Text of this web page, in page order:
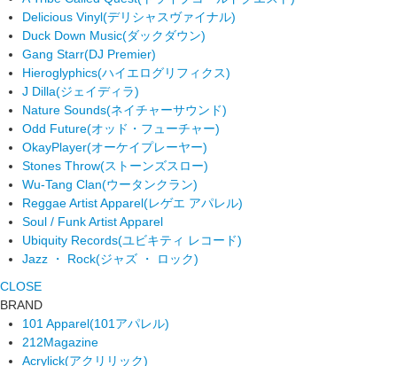
Delicious Vinyl(デリシャスヴァイナル)
Duck Down Music(ダックダウン)
Gang Starr(DJ Premier)
Hieroglyphics(ハイエログリフィクス)
J Dilla(ジェイディラ)
Nature Sounds(ネイチャーサウンド)
Odd Future(オッド・フューチャー)
OkayPlayer(オーケイプレーヤー)
Stones Throw(ストーンズスロー)
Wu-Tang Clan(ウータンクラン)
Reggae Artist Apparel(レゲエ アパレル)
Soul / Funk Artist Apparel
Ubiquity Records(ユビキティ レコード)
Jazz ・ Rock(ジャズ ・ ロック)
CLOSE
BRAND
101 Apparel(101アパレル)
212Magazine
Acrylick(アクリリック)